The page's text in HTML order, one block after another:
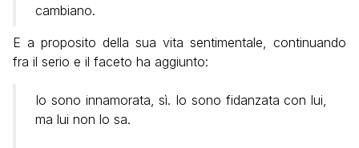
cambiano.
E a proposito della sua vita sentimentale, continuando
fra il serio e il faceto ha aggiunto:
Io sono innamorata, sì. Io sono fidanzata con lui,
ma lui non lo sa.